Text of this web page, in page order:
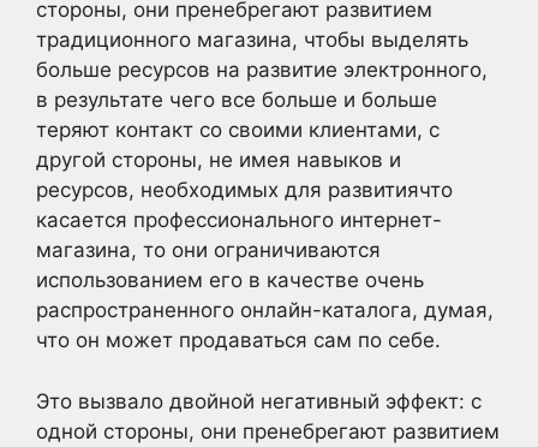
стороны, они пренебрегают развитием
традиционного магазина, чтобы выделять
больше ресурсов на развитие электронного,
в результате чего все больше и больше
теряют контакт со своими клиентами, с
другой стороны, не имея навыков и
ресурсов, необходимых для развитиячто
касается профессионального интернет-
магазина, то они ограничиваются
использованием его в качестве очень
распространенного онлайн-каталога, думая,
что он может продаваться сам по себе.
Это вызвало двойной негативный эффект: с
одной стороны, они пренебрегают развитием